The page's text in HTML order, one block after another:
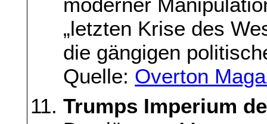
„letzten Krise des
die gängigen
Quelle: Overton
Trumps Imperium